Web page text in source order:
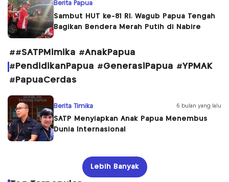
Berita Papua
Sambut HUT ke-81 RI, Wagub Papua Tengah
Bagikan Bendera Merah Putih di Nabire
##SATPMimika #AnakPapua
#PendidikanPapua #GenerasiPapua #YPMAK
#PapuaCerdas
Berita Timika 6 bulan yang lalu
SATP Menyiapkan Anak Papua Menembus
Dunia Internasional
Lebih Banyak